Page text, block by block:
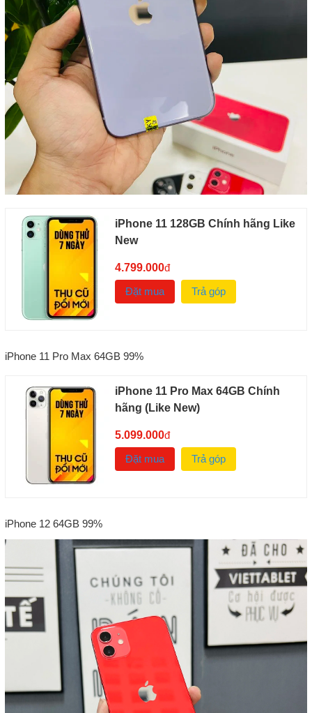
iPhone 11 128GB Chính hãng Like
New
4.799.000đ
Đặt mua
Trả góp
iPhone 11 Pro Max 64GB 99%
iPhone 11 Pro Max 64GB Chính
hãng (Like New)
5.099.000đ
Đặt mua
Trả góp
iPhone 12 64GB 99%